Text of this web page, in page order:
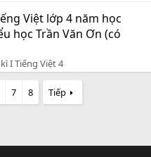
Việt lớp 4 năm học
học Trần Văn Ơn (có
I Tiếng Việt 4
7 8 Tiếp